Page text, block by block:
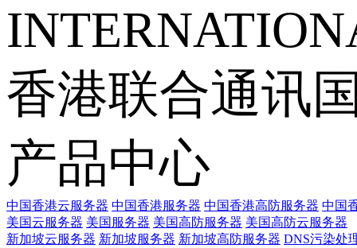
香港联合通讯
产品中心
中国香港云服务器 中国香港服务器 中国香港高防服务器 中国
美国云服务器 美国服务器 美国高防服务器 美国高防云服务器
新加坡云服务器 新加坡服务器 新加坡高防服务器 DNS污染处